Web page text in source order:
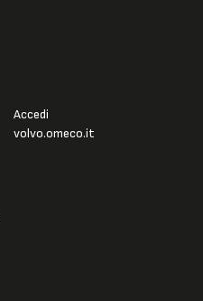
Accedi
volvo.omeco.it